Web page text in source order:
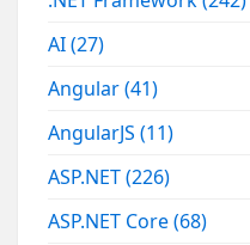
AI(27)
Angular(41)
AngularJS(11)
ASP.NET(226)
ASP.NET Core(68)